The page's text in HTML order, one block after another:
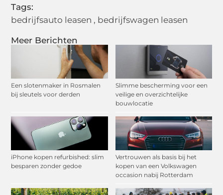
Meer Berichten
Een slotenmaker in Rosmalen
bij sleutels voor derden
Slimme bescherming voor een
veilige en overzichtelijke
bouwlocatie
iPhone kopen refurbished: slim
besparen zonder gedoe
Vertrouwen als basis bij het
kopen van een Volkswagen
occasion nabij Rotterdam
Tags:
bedrijfsauto leasen , bedrijfswagen leasen